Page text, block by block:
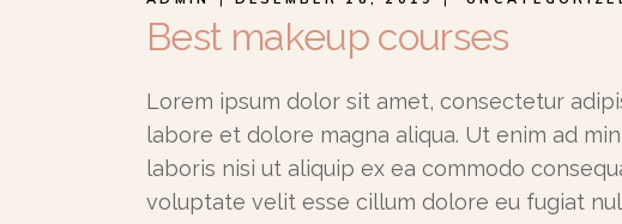
Best makeup courses
Lorem ipsum dolor sit amet, consectetur
labore et dolore magna aliqua. Ut enim ad
laboris nisi ut aliquip ex ea commodo
voluptate velit esse cillum dolore eu fugiat